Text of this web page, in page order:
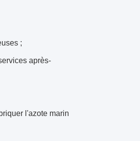
;
après-
l'azote marin